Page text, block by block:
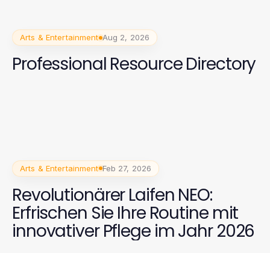
Arts & Entertainment Aug 2, 2026
Professional Resource Directory
Arts & Entertainment Feb 27, 2026
Revolutionärer Laifen NEO:
Erfrischen Sie Ihre Routine mit
innovativer Pflege im Jahr 2026